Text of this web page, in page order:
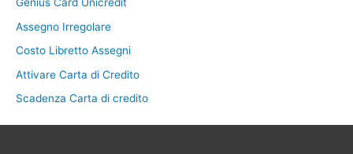
Genius Card Unicredit
Assegno Irregolare
Costo Libretto Assegni
Attivare Carta di Credito
Scadenza Carta di credito